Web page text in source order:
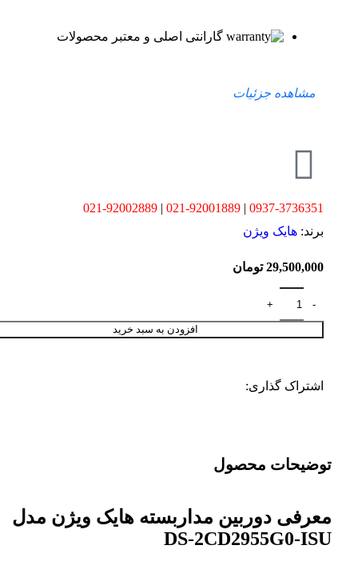
گارانتی اصلی و معتبر محصولات
مشاهده جزئیات
0937-3736351
|
021-92001889
|
021-92002889
برند:هایک ویژن
29,500,000 تومان
افزودن به سبد خرید
اشتراک گذاری:
توضیحات محصول
معرفی دوربین مداربسته هایک ویژن مدل
DS-2CD2955G0-ISU